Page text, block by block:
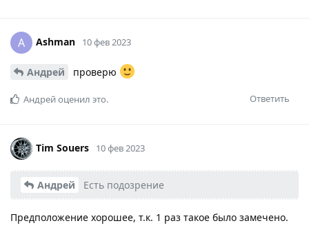
A Ashman 10 фев 2023
Андрей проверю
Ответить
Андрейоценил это.
Tim Souers 10 фев 2023
Андрей Есть подозрение
Предположение хорошее, т.к. 1 раз такое было замечено.